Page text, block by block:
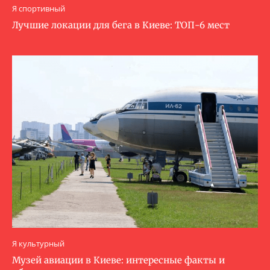
Я спортивный
Лучшие локации для бега в Киеве: ТОП-6 мест
Я культурный
Музей авиации в Киеве: интересные факты и